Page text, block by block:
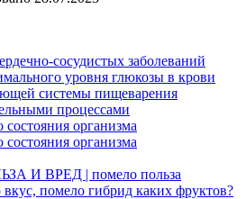
сосудистых заболеваний
уровня глюкозы в крови
системы пищеварения
процессами
организма
организма
И ВРЕД | помело польза
помело гибрид каких фруктов?